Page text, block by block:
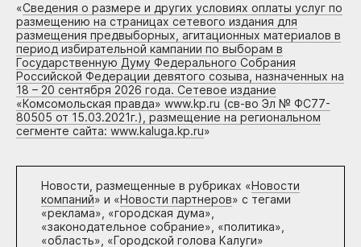
«Сведения о размере и других условиях оплаты услуг по
размещению на страницах сетевого издания для
размещения предвыборных, агитационных материалов в
период избирательной кампании по выборам в
Государственную Думу Федерального Собрания
Российской Федерации девятого созыва, назначенных на
18 – 20 сентября 2026 года. Сетевое издание
«Комсомольская правда» www.kp.ru (св-во Эл № ФС77-
80505 от 15.03.2021г.), размещение на региональном
сегменте сайта: www.kaluga.kp.ru»
Новости, размещенные в рубриках «Новости
компаний» и «Новости партнеров» с тегами
«реклама», «городская дума»,
«законодательное собрание», «политика»,
«область», «Городской голова Калуги»